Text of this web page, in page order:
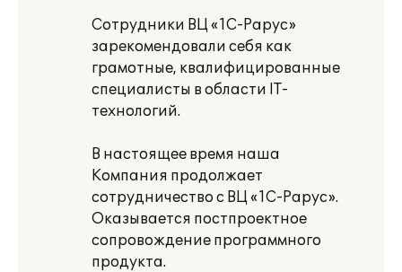
Сотрудники ВЦ «1С-Рарус»
зарекомендовали себя как
грамотные, квалифицированные
специалисты в области IT-
технологий.
В настоящее время наша
Компания продолжает
сотрудничество с ВЦ «1С-Рарус».
Оказывается постпроектное
сопровождение программного
продукта.